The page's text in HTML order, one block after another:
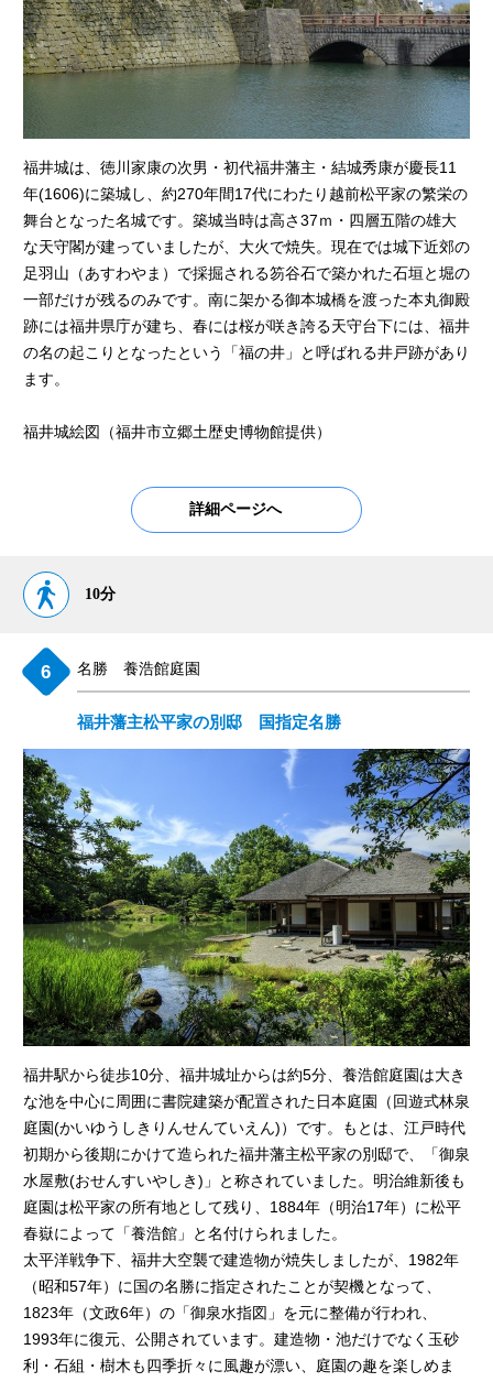
福井城は、徳川家康の次男・初代福井藩主・結城秀康が慶長11
年(1606)に築城し、約270年間17代にわたり越前松平家の繁栄の
舞台となった名城です。築城当時は高さ37ｍ・四層五階の雄大
な天守閣が建っていましたが、大火で焼失。現在では城下近郊の
足羽山（あすわやま）で採掘される笏谷石で築かれた石垣と堀の
一部だけが残るのみです。南に架かる御本城橋を渡った本丸御殿
跡には福井県庁が建ち、春には桜が咲き誇る天守台下には、福井
の名の起こりとなったという「福の井」と呼ばれる井戸跡があり
ます。
福井城絵図（福井市立郷土歴史博物館提供）
詳細ページへ
10分
名勝 養浩館庭園
福井藩主松平家の別邸 国指定名勝
福井駅から徒歩10分、福井城址からは約5分、養浩館庭園は大き
な池を中心に周囲に書院建築が配置された日本庭園（回遊式林泉
庭園(かいゆうしきりんせんていえん)）です。もとは、江戸時代
初期から後期にかけて造られた福井藩主松平家の別邸で、「御泉
水屋敷(おせんすいやしき)」と称されていました。明治維新後も
庭園は松平家の所有地として残り、1884年（明治17年）に松平
春嶽によって「養浩館」と名付けられました。
太平洋戦争下、福井大空襲で建造物が焼失しましたが、1982年
（昭和57年）に国の名勝に指定されたことが契機となって、
1823年（文政6年）の「御泉水指図」を元に整備が行われ、
1993年に復元、公開されています。建造物・池だけでなく玉砂
利・石組・樹木も四季折々に風趣が漂い、庭園の趣を楽しめま